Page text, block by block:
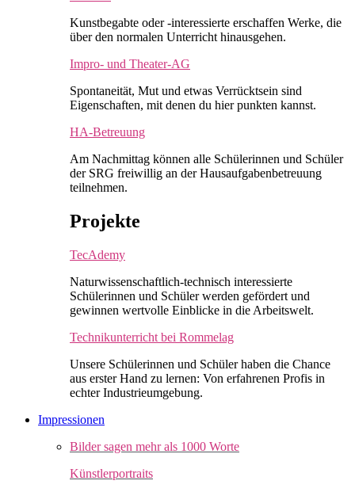
Kunstbegabte oder -interessierte erschaffen Werke, die
über den normalen Unterricht hinausgehen.
Impro- und Theater-AG
Spontaneität, Mut und etwas Verrücktsein sind
Eigenschaften, mit denen du hier punkten kannst.
HA-Betreuung
Am Nachmittag können alle Schülerinnen und Schüler
der SRG freiwillig an der Hausaufgabenbetreuung
teilnehmen.
Projekte
TecAdemy
Naturwissenschaftlich-technisch interessierte
Schülerinnen und Schüler werden gefördert und
gewinnen wertvolle Einblicke in die Arbeitswelt.
Technikunterricht bei Rommelag
Unsere Schülerinnen und Schüler haben die Chance
aus erster Hand zu lernen: Von erfahrenen Profis in
echter Industrieumgebung.
Impressionen
Bilder sagen mehr als 1000 Worte
Künstlerportraits